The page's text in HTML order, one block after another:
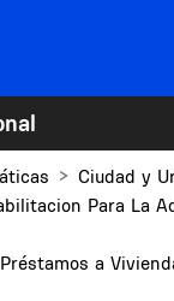
Ciudad y
Para La
a